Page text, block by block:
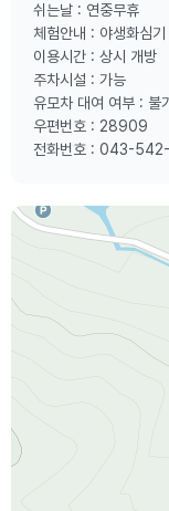
쉬는날 : 연중무휴
체험안내 : 야생화심
이용시간 : 상시 개방
주차시설 : 가능
유모차 대여 여부 : 불
우편번호 : 28909
전화번호 : 043-